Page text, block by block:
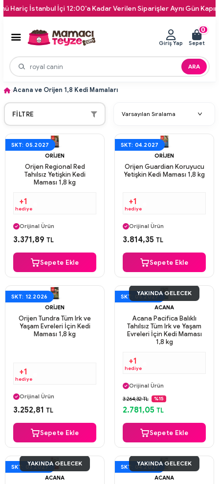
İstanbul İçi 12:00'a Kadar Verilen Siparişler Aynı Gün Kapınıza
ARA
Giriş Yap
0
Sepet
Acana ve Orijen 1,8 Kedi Mamaları
FILTRE
SKT: 05.2027
ORIJEN
Orijen Regional Red
Tahılsız Yetişkin Kedi
Maması 1,8 kg
+1
hediye
Orijinal Ürün
Güvenli Ödeme
3.371,89 TL
Sepete Ekle
SKT: 04.2027
ORIJEN
Orijen Guardian Koruyucu
Yetişkin Kedi Maması 1,8 kg
+1
hediye
Orijinal Ürün
Güvenli Ödeme
3.814,35 TL
Sepete Ekle
SKT: 12.2026
ORIJEN
Orijen Tundra Tüm Irk ve
Yaşam Evreleri İçin Kedi
Maması 1,8 kg
+1
hediye
Orijinal Ürün
Güvenli Ödeme
3.252,81 TL
Sepete Ekle
SKT: 05.2027
YAKINDA GELECEK
ACANA
Acana Pacifica Balıklı
Tahılsız Tüm Irk ve Yaşam
Evreleri İçin Kedi Maması
1,8 kg
+1
hediye
Orijinal Ürün
Güvenli Ödeme
Aynı Gün Kargo
3.264,32 TL %15
2.781,05 TL
Sepete Ekle
SKT: 03.2027
YAKINDA GELECEK
ACANA
SKT: 04.2027
YAKINDA GELECEK
ACANA